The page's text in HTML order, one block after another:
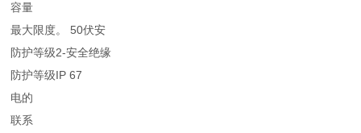
容量
最大限度。 50伏安
防护等级2-安全绝缘
防护等级IP 67
电的
联系